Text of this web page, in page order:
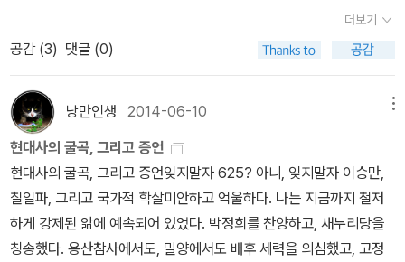
김성칠이 광복 직후부터 사망 직전까지 작성한 수년간의 일기를 부인
이남덕과 아들 김기협이 정리해 간행한 것인데, 제자 강신항도 발문
가운데 하나를 작성했던 것으로 나온다.흥미로운 점은 강신항도 육이
오 즈음 작성한 일기를 <어느 국어학도의 젊은 날>이라는 제목으로
간행했다는 것이다. 당시 대학생 신분이었던 저자도 징집 대상이었지
만, 마침 국방부 전사편찬위원회에서 일하던 스승 김성칠의 배려로
연구 보조원이 되어 후방에서 근무했다 전한다. 물론 일기를 보면 매
일같이 장교들의 폭언과 멸시 속에 꽤나 힘들게 지냈다지만.날짜 순
서가 아니라 일단 소년 시절, 학창 시절, 대학 시절, 군대 시절, 연애
(?) 시절 등 큰 주제에 따라 분류하고 나서 다시 날짜 순서로 배열했
되었으니 거룩할진저, 그 이름은 '남하'한 애국자들이로다.1950년 1
0월 16일 진실한 역사를 갖고자 한다면 정직하고 진실해야 한다. 그
면 광복절이다. 역사 앞에서 진실해야할 우리가 다시 왜곡된 역사 때
문에 마음 아파 하고 있다. 앞으로 읽을 몇 권의 책을 같이 담았다.
다. 목차1.동속의 위기설 2.거사계획과 형명전야 3.5.16군사혁명의
현장 4.파란만장 민정으로 가는길 5.형명재판과 죄와벌의 실상 6.자
의반 타의반과 4대 사건 7.한일회답 둘려싼 극안대결 8.3선개헌 파
동과 그 현장 9.파 10.26항명파동과 공화당늬 진동 10.우여곡절 속
의 남북대담 청목출판사가 아직도 있을까? 검색해 보니 아직 있다.
비록 시집과 소설류를 출간하고 있지만, 나름 명맥은 유지하는 듯하
다. 김성칠의 <역사 앞에서>와 길진현의 <역사에 다시 묻는다>, 마
지막으로 김상웅의 <곡필로 본 해방 50년>을 구입했다.
더보기
공감 (3) 댓글 (0)
낭만인생 2014-06-10
현대사의 굴곡, 그리고 증언
현대사의 굴곡, 그리고 증언잊지말자 625? 아니, 잊지말자 이승만,
칠일파, 그리고 국가적 학살미안하고 억울하다. 나는 지금까지 철저
하게 강제된 앎에 예속되어 있었다. 박정희를 찬양하고, 새누리당을
칭송했다. 용산참사에서도, 밀양에서도 배후 세력을 의심했고, 고정